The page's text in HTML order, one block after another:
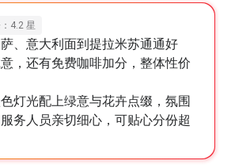
4.2 星
、意大利面到提拉米苏通通好
，还有免费咖啡加分，整体性价
灯光配上绿意与花卉点缀，氛围
务人员亲切细心，可贴心分份超